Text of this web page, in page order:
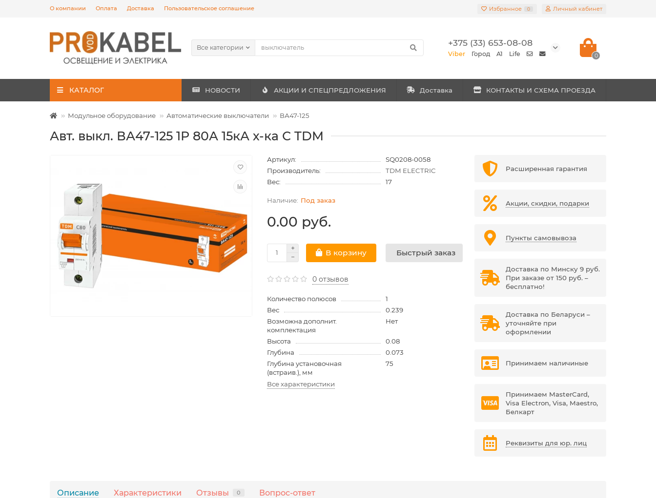
О компании Оплата Доставка Пользовательское соглашение Избранное 0 Личный кабинет
Все категории +375 (33) 653-08-08
Viber Город A1 Life 0
КАТАЛОГ НОВОСТИ АКЦИИ И СПЕЦПРЕДЛОЖЕНИЯ Доставка КОНТАКТЫ И СХЕМА ПРОЕЗДА
Модульное оборудование Автоматические выключатели ВА47-125
Авт. выкл. ВА47-125 1Р 80А 15кА х-ка С TDM
Артикул:
SQ0208-0058
Производитель:
TDM ELECTRIC
Вес:
17
Под заказ
0.00 руб.
В корзину Быстрый заказ
0 отзывов
Количество полюсов
1
Вес
0.239
Возможна дополнит.
комплектация
Нет
Высота
0.08
Глубина
0.073
Глубина установочная
(встраив.), мм
75
Все характеристики
Расширенная гарантия
Акции, скидки, подарки
Пункты самовывоза
Доставка по Минску 9 руб.
При заказе от 150 руб. –
бесплатно!
Доставка по Беларуси –
уточняйте при
оформлении
Принимаем наличиные
Принимаем MasterCard,
Visa Electron, Visa, Maestro,
Белкарт
Реквизиты для юр. лиц
Описание Характеристики Отзывы 0 Вопрос-ответ